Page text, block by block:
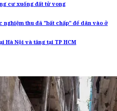
cư xuống đất tử vong
thu đã "bất chấp" để dân vào ở
Hà Nội và tăng tại TP HCM